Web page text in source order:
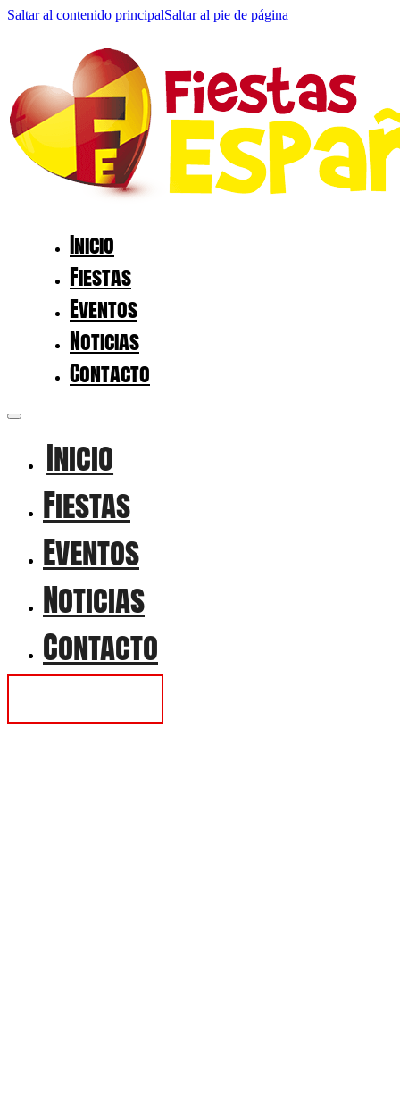
Saltar al contenido principalSaltar al pie de página
Inicio
Fiestas
Eventos
Noticias
Contacto
Inicio
Fiestas
Eventos
Noticias
Contacto